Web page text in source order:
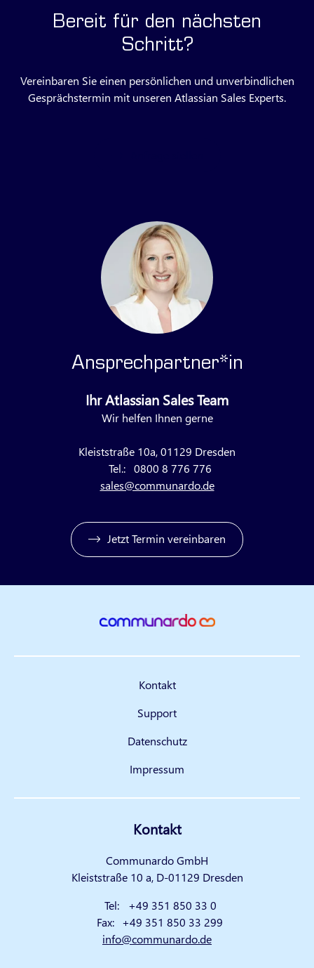
Bereit für den nächsten
Schritt?
Vereinbaren Sie einen persönlichen und unverbindlichen
Gesprächstermin mit unseren Atlassian Sales Experts.
Ansprechpartner*in
Ihr Atlassian Sales Team
Wir helfen Ihnen gerne
Kleiststraße 10a, 01129 Dresden
Tel.: 0800 8 776 776
sales@communardo.de
Jetzt Termin vereinbaren
Kontakt
Support
Datenschutz
Impressum
Kontakt
Communardo GmbH
Kleiststraße 10 a, D-01129 Dresden
Tel:
+49 351 850 33 0
Fax: +49 351 850 33 299
info@communardo.de